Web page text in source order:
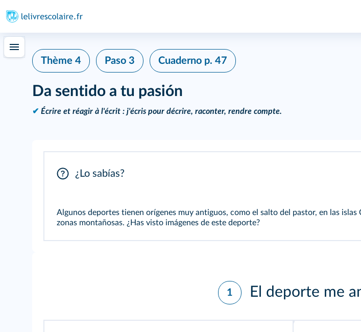
Thème 4 Paso 3 Cuaderno p. 47
Da sentido a tu pasión
✔ Écrire et réagir à l'écrit : j'écris pour décrire, raconter, rendre compte.
¿Lo sabías?
Algunos deportes tienen orígenes muy antiguos, como el salto del pastor, en las
zonas montañosas. ¿Has visto imágenes de este deporte?
1 El deporte me